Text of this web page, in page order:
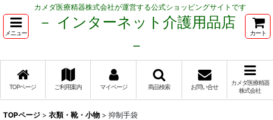
カメダ医療精器株式会社が運営する公式ショッピングサイトです
メニュー
－ インターネット介護用品店
－
カート
TOPページ ご利用案内 マイページ 商品検索 お問い合せ
カメダ医療精器
株式会社
TOPページ > 衣類・靴・小物 > 抑制手袋